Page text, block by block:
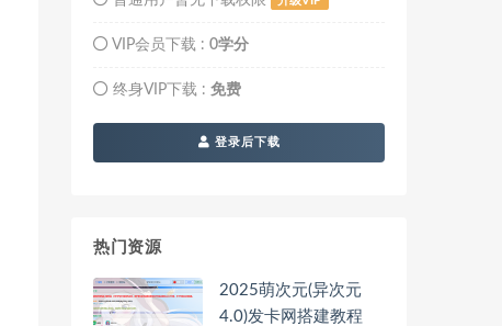
VIP会员下载 : 0学分
终身VIP下载 : 免费
登录后下载
热门资源
2025萌次元(异次元
4.0)发卡网搭建教程